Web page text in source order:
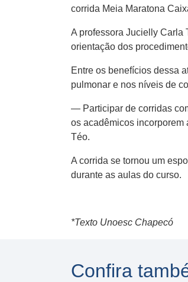
corrida Meia Maratona
A professora Jucielly Carla
orientação dos
Entre os benefícios dessa
pulmonar e nos níveis de
— Participar de corridas
os acadêmicos
Téo.
A corrida se tornou um
durante as aulas do curso.
*Texto Unoesc Chapecó
Confira